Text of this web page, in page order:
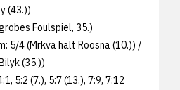
(43.))
Foulspiel, 35.)
5/4 (Mrkva hält Roosna (10.)) /
(35.))
5:2 (7.), 5:7 (13.), 7:9, 7:12